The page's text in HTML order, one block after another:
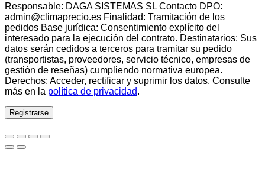
Responsable: DAGA SISTEMAS SL Contacto DPO:
admin@climaprecio.es Finalidad: Tramitación de los
pedidos Base jurídica: Consentimiento explícito del
interesado para la ejecución del contrato. Destinatarios: Sus
datos serán cedidos a terceros para tramitar su pedido
(transportistas, proveedores, servicio técnico, empresas de
gestión de reseñas) cumpliendo normativa europea.
Derechos: Acceder, rectificar y suprimir los datos. Consulte
más en la política de privacidad.
Registrarse